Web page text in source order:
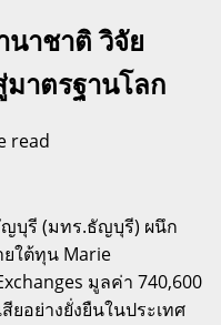
าชาติ วิจัย
าตรฐานโลก
read
บุรี (มทร.ธัญบุรี) ผนึก
ยใต้ทุน Marie
มูลค่า 740,600
ยอย่างยั่งยืนในประเทศ